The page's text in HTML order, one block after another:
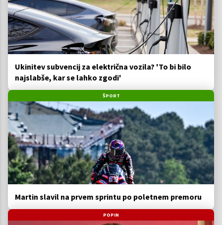
Ukinitev subvencij za električna vozila? 'To bi bilo
najslabše, kar se lahko zgodi'
ŠPORT
Martin slavil na prvem sprintu po poletnem premoru
POPIN